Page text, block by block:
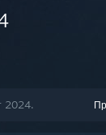
2024.